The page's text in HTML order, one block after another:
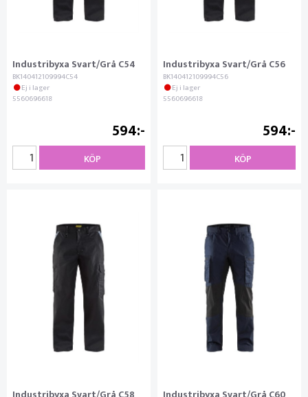
Industribyxa Svart/Grå C54
BK140412109994C54
Ej i lager
5560696618
594
KÖP
Industribyxa Svart/Grå C56
BK140412109994C56
Ej i lager
5560696618
594
KÖP